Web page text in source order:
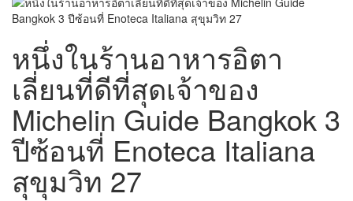
หนึ่งในร้านอาหารอิตา
เลี่ยนที่ดีที่สุดเจ้าของ
Michelin Guide Bangkok 3
ปีซ้อนที่ Enoteca Italiana
สุขุมวิท 27